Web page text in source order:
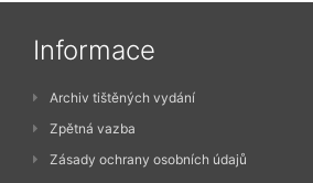
Informace
Archiv tištěných vydání
Zpětná vazba
Zásady ochrany osobních údajů